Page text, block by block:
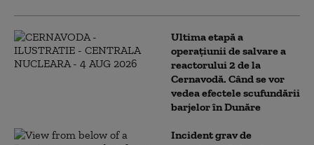
Ultima etapă a
operațiunii de salvare a
reactorului 2 de la
Cernavodă. Când se vor
vedea efectele scufundării
barjelor în Dunăre
Incident grav de